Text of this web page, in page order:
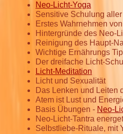
Neo-Licht-Yoga
Sensitive Schulung
Erstes Wahrnehmen
Hintergründe des Neo-
Reinigung des Haupt-
Wichtige Ernährungs
Der dreifache Licht-
Licht-Meditation
Licht und Sexualität
Das Lenken und Leiten
Atem ist Lust und
Basis Übungen - Neo-
Neo-Licht-Tantra
Selbstliebe-Rituale, mit